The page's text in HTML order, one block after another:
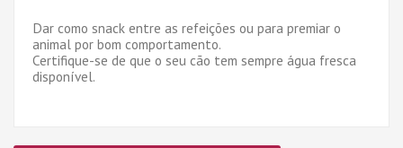
Dar como snack entre as refeições ou para premiar o
animal por bom comportamento.
Certifique-se de que o seu cão tem sempre água fresca
disponível.